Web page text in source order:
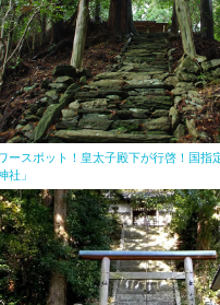
ースポット！皇太子殿下が行啓！国指
社」